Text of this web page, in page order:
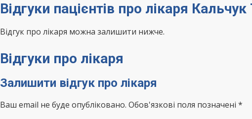
Відгуки пацієнтів про лікаря
Відгук про лікаря можна залишити нижче.
Відгуки про лікаря
Залишити відгук про лікаря
Ваш email не буде опубліковано. Обов'язкові поля позначені *